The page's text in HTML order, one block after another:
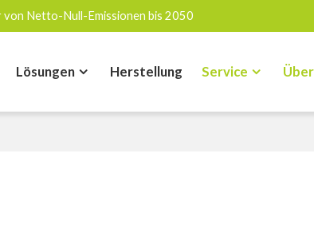
Netto-Null-Emissionen bis 2050
Lösungen Herstellung Service